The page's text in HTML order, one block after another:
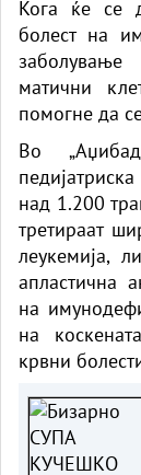
Кога ќе се
болест на
матични
помогне да
Во
над 1.200
третираат
леукемија,
апластична
на
на
крвни